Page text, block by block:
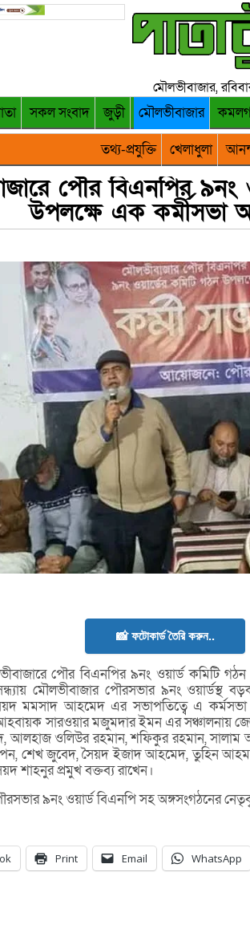
মৌলভীবাজার,
সকল সংবাদ জুড়ী মৌলভীবাজার
তথ্য-প্রযুক্তি
খেলাধুলা
পৌর বিএনপির ৯নং
উপলক্ষে এক কর্মীসভা
📸 ফটোকার্ড তৈরি করুন..
পৌর বিএনপির ৯নং ওয়ার্ড কমিটি
মৌলভীবাজার পৌরসভার ৯নং ওয়ার্ডস্থ
মমসাদ আহমেদ এর সভাপতিত্বে এ
সারওয়ার মজুমদার ইমন এর সঞ্চালনায়
ওলিউর রহমান, শফিকুর রহমান, সালাম
শেখ জুবেদ, সৈয়দ ইজাদ আহমেদ, তুহিন
শাহনুর প্রমুখ বক্তব্য রাখেন।
৯নং ওয়ার্ড বিএনপি সহ অঙ্গসংগঠনের
Print Email WhatsApp